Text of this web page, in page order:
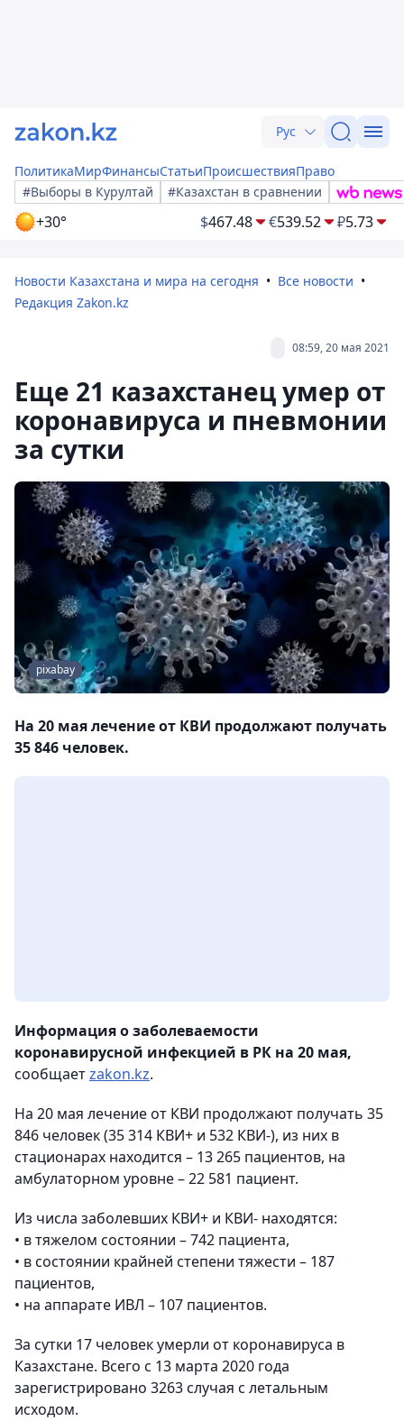
Рус
ПолитикаМирФинансыСтатьиПроисшествияПраво
#Выборы в Курултай
#Казахстан в сравнении
+30° $467.48 €539.52 ₽5.73
Новости Казахстана и мира на сегодня
Все новости
Редакция Zakon.kz
08:59, 20 мая 2021
Еще 21 казахстанец умер от
коронавируса и пневмонии
за сутки
pixabay
На 20 мая лечение от КВИ продолжают получать
35 846 человек.
Информация о заболеваемости
коронавирусной инфекцией в РК на 20 мая,
сообщаетzakon.kz.
На 20 мая лечение от КВИ продолжают получать 35
846 человек (35 314 КВИ+ и 532 КВИ-), из них в
стационарах находится – 13 265 пациентов, на
амбулаторном уровне – 22 581 пациент.
Из числа заболевших КВИ+ и КВИ- находятся:
• в тяжелом состоянии – 742 пациента,
• в состоянии крайней степени тяжести – 187
пациентов,
• на аппарате ИВЛ – 107 пациентов.
За сутки 17 человек умерли от коронавируса в
Казахстане. Всего с 13 марта 2020 года
зарегистрировано 3263 случая с летальным
исходом.